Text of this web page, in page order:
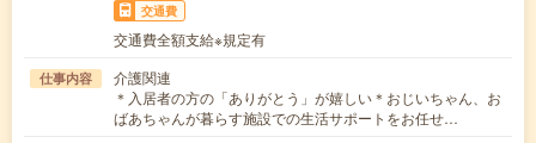
交通費
交通費全額支給※規定有
仕事内容
介護関連
＊入居者の方の「ありがとう」が嬉しい＊おじいちゃん、お
ばあちゃんが暮らす施設での生活サポートをお任せ…